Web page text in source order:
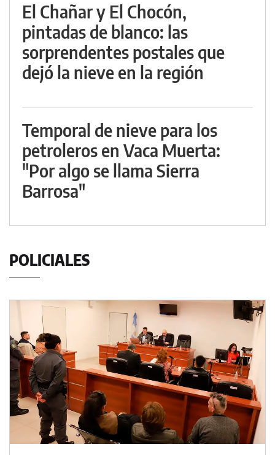
El Chañar y El Chocón,
pintadas de blanco: las
sorprendentes postales que
dejó la nieve en la región
Temporal de nieve para los
petroleros en Vaca Muerta:
"Por algo se llama Sierra
Barrosa"
POLICIALES